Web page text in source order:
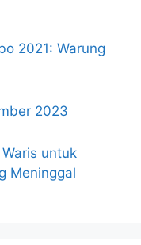
2021: Warung
2023
untuk
Meninggal